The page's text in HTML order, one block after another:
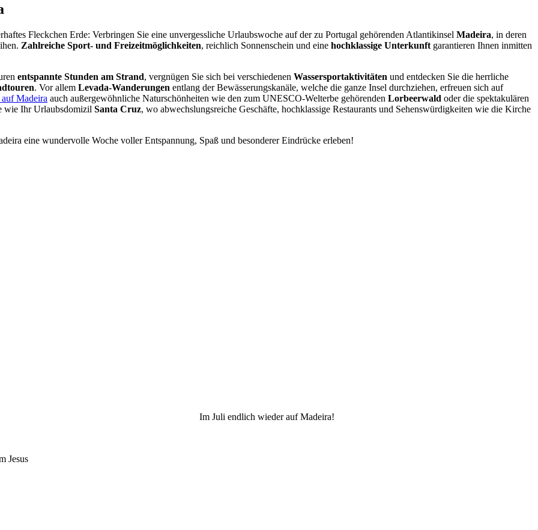
Fleckchen Erde: Verbringen Sie eine unvergessliche Urlaubswoche auf der zu Portugal gehörenden Atlantikinsel Madeira, in deren
Zahlreiche Sport- und Freizeitmöglichkeiten, reichlich Sonnenschein und eine hochklassige Unterkunft garantieren Ihnen inmitten
entspannte Stunden am Strand, vergnügen Sie sich bei verschiedenen Wassersportaktivitäten und entdecken Sie die herrliche
. Vor allem Levada-Wanderungen entlang der Bewässerungskanäle, welche die ganze Insel durchziehen, erfreuen sich auf
Madeira auch außergewöhnliche Naturschönheiten wie den zum UNESCO-Welterbe gehörenden Lorbeerwald oder die spektakulären
wie Ihr Urlaubsdomizil Santa Cruz, wo abwechslungsreiche Geschäfte, hochklassige Restaurants und Sehenswürdigkeiten wie die Kirche
eine wundervolle Woche voller Entspannung, Spaß und besonderer Eindrücke erleben!
Im Juli endlich wieder auf Madeira!
Jesus